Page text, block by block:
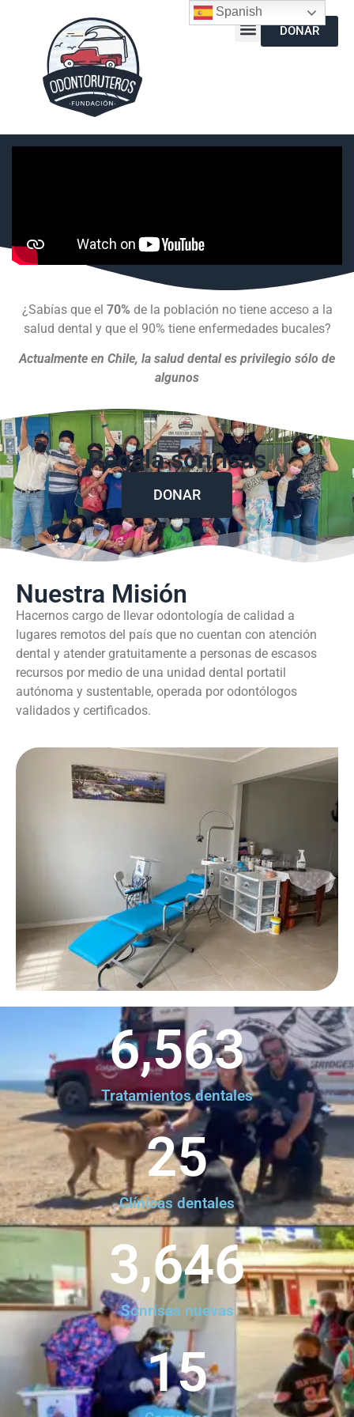
DONAR
¿Sabías que el 70% de la población no tiene acceso a la
salud dental y que el 90% tiene enfermedades bucales?
Actualmente en Chile, la salud dental es privilegio sólo de
algunos
Regala sonrisas
DONAR
Nuestra Misión
Hacernos cargo de llevar odontología de calidad a
lugares remotos del país que no cuentan con atención
dental y atender gratuitamente a personas de escasos
recursos por medio de una unidad dental portatil
autónoma y sustentable, operada por odontólogos
validados y certificados.
Tratamientos dentales
6,563
Clínicas dentales
25
Sonrisas nuevas
3,646
15
Spanish